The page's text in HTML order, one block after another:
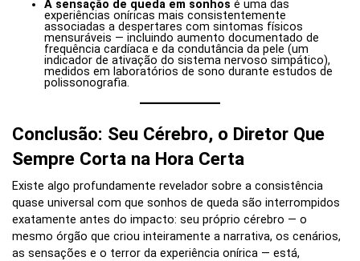
A sensação de queda em sonhos é uma das
experiências oníricas mais consistentemente
associadas a despertares com sintomas físicos
mensuráveis — incluindo aumento documentado de
frequência cardíaca e da condutância da pele (um
indicador de ativação do sistema nervoso simpático),
medidos em laboratórios de sono durante estudos de
polissonografia.
Conclusão: Seu Cérebro, o Diretor Que
Sempre Corta na Hora Certa
Existe algo profundamente revelador sobre a consistência
quase universal com que sonhos de queda são interrompidos
exatamente antes do impacto: seu próprio cérebro — o
mesmo órgão que criou inteiramente a narrativa, os cenários,
as sensações e o terror da experiência onírica — está,